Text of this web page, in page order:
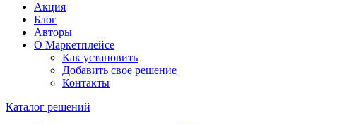
Акция
Блог
Авторы
О Маркетплейсе
Как установить
Добавить свое решение
Контакты
Каталог решений